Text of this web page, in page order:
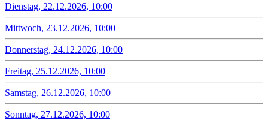
Dienstag, 22.12.2026, 10:00
Mittwoch, 23.12.2026, 10:00
Donnerstag, 24.12.2026, 10:00
Freitag, 25.12.2026, 10:00
Samstag, 26.12.2026, 10:00
Sonntag, 27.12.2026, 10:00